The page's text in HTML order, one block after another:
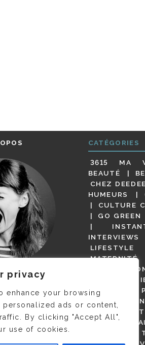
privacy
enhance your browsing
personalized ads or content,
By clicking "Accept All",
use of cookies.
MAIS
COLLIN QUI A
PHOTO !
CATÉGORIES
3615 MA
BEAUTÉ
CHEZ DEEDEE
HUMEURS
CULTURE
GO GREEN
LIFESTYLE
MATERNITÉ
(BUT
MAGOT !
PARIS
PRESSE
SALONS DE
VIDÉOS